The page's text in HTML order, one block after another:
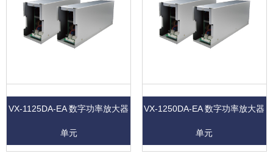
VX-1125DA-EA 数字功率放大器
单元
VX-1250DA-EA 数字功率放大器
单元